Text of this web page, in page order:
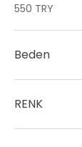
550 TRY
Beden
0 ( 0-3 ay
cm
cm
RENK
Altın